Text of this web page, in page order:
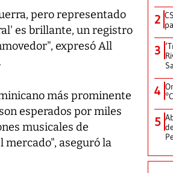
pero representado
es brillante, un registro
expresó All
más prominente
esperados por miles
musicales de
mercado", aseguró la
2
3
4
5